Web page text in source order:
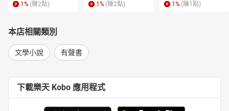
1 % (賺2點) 1 % (賺2點) 1 % (賺1 點)
本店相關類別
文學小說 有聲書
下載樂天 Kobo 應用程式